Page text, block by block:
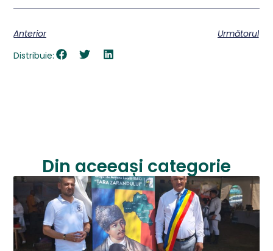
Anterior
Următorul
Distribuie:
Din aceeași categorie